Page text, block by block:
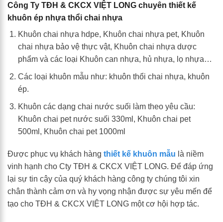
Công Ty TĐH & CKCX VIỆT LONG chuyên thiết kế
khuôn ép nhựa thổi chai nhựa
Khuôn chai nhựa hdpe, Khuôn chai nhựa pet, Khuôn
chai nhựa bảo vệ thực vật, Khuôn chai nhựa dược
phẩm và các loại Khuôn can nhựa, hủ nhựa, lọ nhựa…
Các loại khuôn mẫu như: khuôn thổi chai nhựa, khuôn
ép.
Khuôn các dạng chai nước suối làm theo yêu cầu:
Khuôn chai pet nước suối 330ml, Khuôn chai pet
500ml, Khuôn chai pet 1000ml
Được phục vụ khách hàng thiết kế khuôn mẫu là niềm
vinh hạnh cho Cty TĐH & CKCX VIỆT LONG. Để đáp ứng
lại sự tin cậy của quý khách hàng công ty chúng tôi xin
chân thành cảm ơn và hy vọng nhận được sự yêu mến để
tạo cho TĐH & CKCX VIỆT LONG một cơ hội hợp tác.